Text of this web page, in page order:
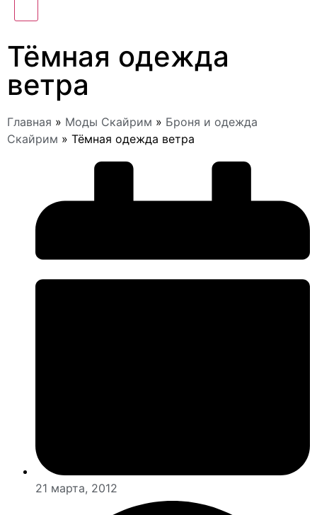
Тёмная одежда
ветра
Главная » Моды Скайрим » Броня и одежда
Скайрим » Тёмная одежда ветра
21 марта, 2012